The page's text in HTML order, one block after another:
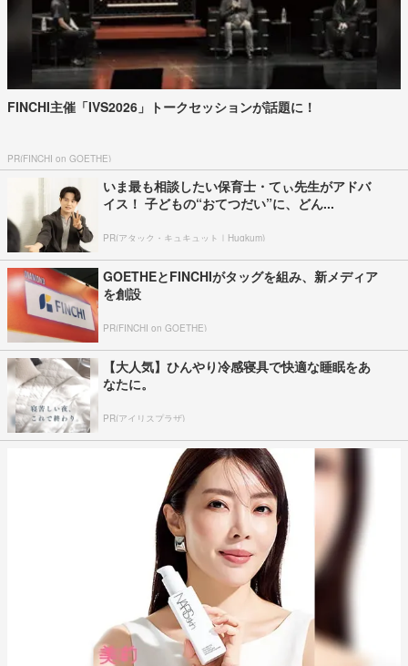
FINCHI主催「IVS2026」トークセッションが話題に！
PR(FINCHI on GOETHE)
いま最も相談したい保育士・てぃ先生がアドバ
イス！ 子どもの“おてつだい”に、どん...
PR(アタック・キュキュット｜Hugkum)
GOETHEとFINCHIがタッグを組み、新メディア
を創設
PR(FINCHI on GOETHE)
【大人気】ひんやり冷感寝具で快適な睡眠をあ
なたに。
PR(アイリスプラザ)